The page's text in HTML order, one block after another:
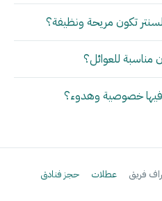
تكون مريحة ونظيفة؟
مناسبة للعوائل؟
فيها خصوصية وهدوء؟
فريق عطلات حجز فنادق